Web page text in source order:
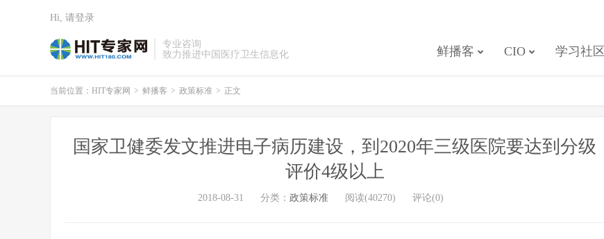
专业咨询
致力推进中国医疗卫生信息化
鲜播客 CIO 学习社区
Hi, 请登录
当前位置： HIT专家网 > 鲜播客 > 政策标准 > 正文
国家卫健委发文推进电子病历建设，到2020年三级医院要达到分级
评价4级以上
2018-08-31 分类： 政策标准 阅读(40270) 评论(0)